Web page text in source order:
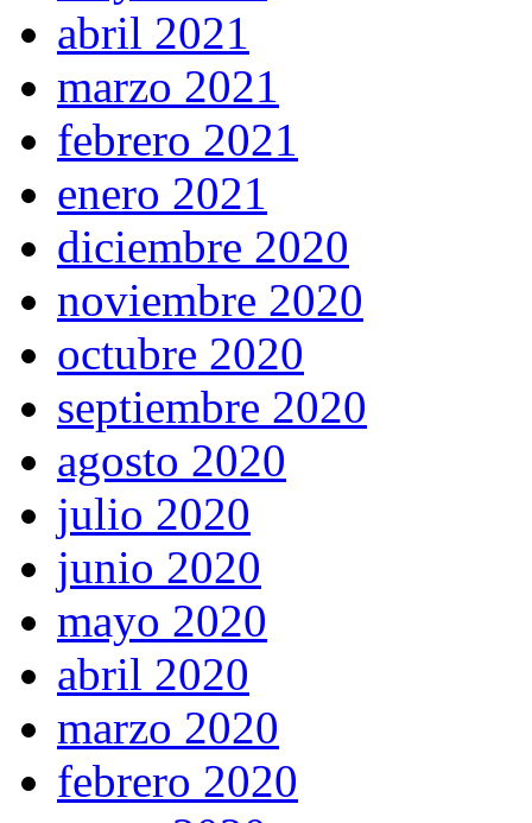
abril 2021
marzo 2021
febrero 2021
enero 2021
diciembre 2020
noviembre 2020
octubre 2020
septiembre 2020
agosto 2020
julio 2020
junio 2020
mayo 2020
abril 2020
marzo 2020
febrero 2020